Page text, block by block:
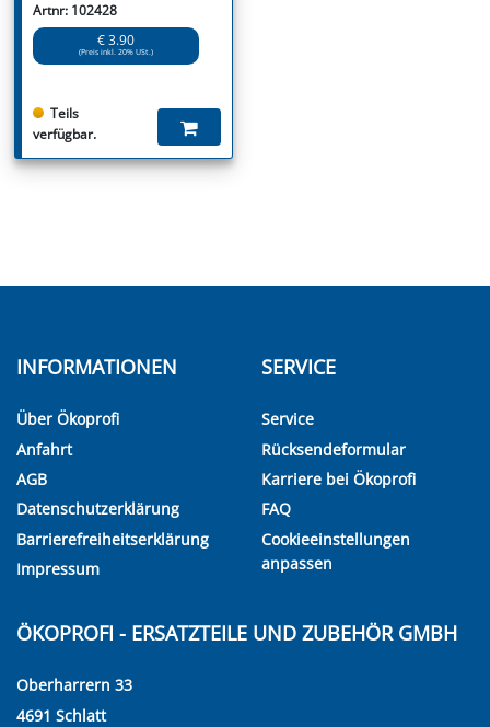
Artnr: 102428
€ 3.90
(Preis inkl. 20% USt.)
Teils
verfügbar.
INFORMATIONEN
Über Ökoprofi
Anfahrt
AGB
Datenschutzerklärung
Barrierefreiheitserklärung
Impressum
SERVICE
Service
Rücksendeformular
Karriere bei Ökoprofi
FAQ
Cookieeinstellungen
anpassen
ÖKOPROFI - ERSATZTEILE UND ZUBEHÖR GMBH
Oberharrern 33
4691 Schlatt